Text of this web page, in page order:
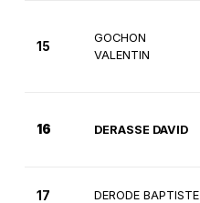
15
GOCHON
VALENTIN
16 DERASSE DAVID
17 DERODE BAPTISTE